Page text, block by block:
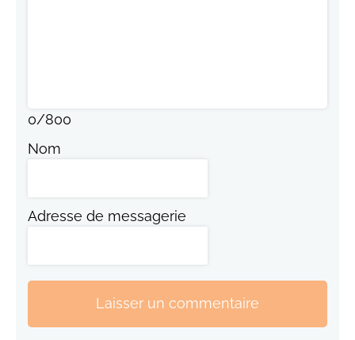
0/800
Nom
Adresse de messagerie
Laisser un commentaire